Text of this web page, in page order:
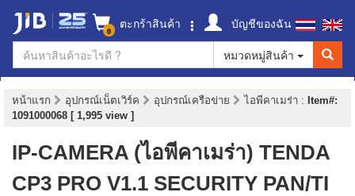
0 ตะกร้าสินค้า
บัญชีของฉัน
หมวดหมู่สินค้า
หน้าแรก อุปกรณ์เน็ตเวิร์ค อุปกรณ์เครือข่าย ไอพีคาเมร่า : Item#:
1091000068 [ 1,995 view ]
IP-CAMERA (ไอพีคาเมร่า) TENDA
CP3 PRO V1.1 SECURITY PAN/TI